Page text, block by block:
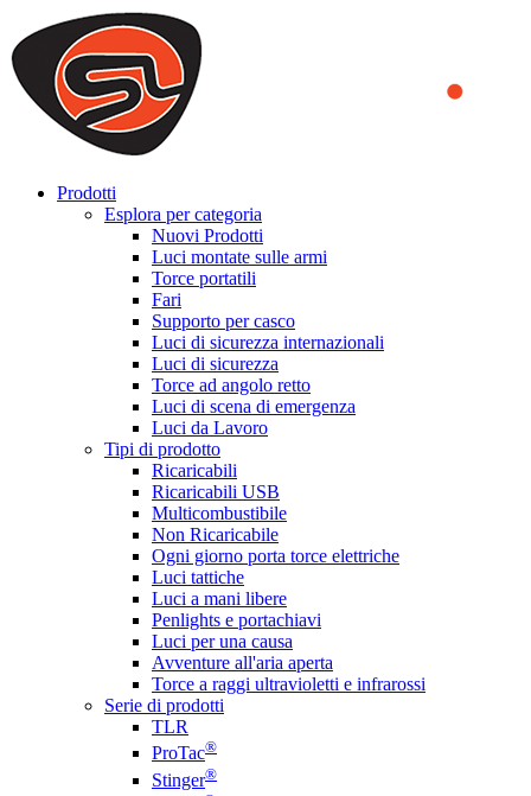
We use cookies to ensure that we provide you the best experience
on our website. By continuing to browse this website, you accept
that cookies are used to help us analyze how the website is used and
to offer you a better experience. To learn more or to find out how
you can disable cookies, you can access our
Prodotti
Esplora per categoria
Nuovi Prodotti
Luci montate sulle armi
Torce portatili
Fari
Supporto per casco
Luci di sicurezza internazionali
Luci di sicurezza
Torce ad angolo retto
Luci di scena di emergenza
Luci da Lavoro
Tipi di prodotto
Ricaricabili
Ricaricabili USB
Multicombustibile
Non Ricaricabile
Ogni giorno porta torce elettriche
Luci tattiche
Luci a mani libere
Penlights e portachiavi
Luci per una causa
Avventure all'aria aperta
Torce a raggi ultravioletti e infrarossi
Serie di prodotti
TLR
ProTac®
Stinger®